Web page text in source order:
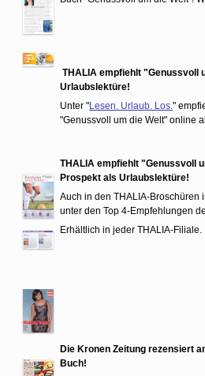
THALIA empfiehlt "Genussvoll
Urlaubslektüre!
Unter "Lesen. Urlaub. Los."
"Genussvoll um die Welt" online
THALIA empfiehlt "Genussvoll
Prospekt als Urlaubslektüre!
Auch in den THALIA-Broschüren
unter den Top 4-Empfehlungen
Erhältlich in jeder THALIA-Filiale.
Die Kronen Zeitung rezensiert
Buch!